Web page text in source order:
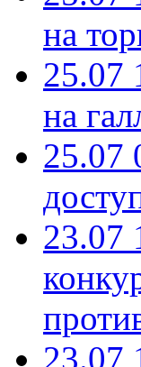
на
25.07
на
25.07
23.07
23.07